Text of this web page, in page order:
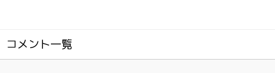
コメント一覧